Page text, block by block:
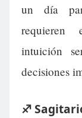
un día
requieren
intuición
decisiones
♐